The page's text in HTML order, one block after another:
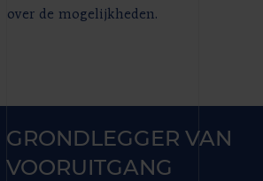
over de mogelijkheden.
GRONDLEGGER VAN
VOORUITGANG